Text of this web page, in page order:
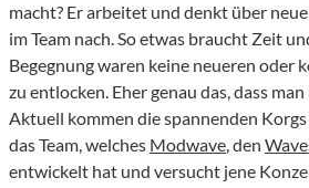
macht? Er arbeitet und denkt über
im Team nach. So etwas braucht Zeit
Begegnung waren keine neueren oder
zu entlocken. Eher genau das, dass
Aktuell kommen die spannenden Korgs
das Team, welches Modwave, den
entwickelt hat und versucht jene